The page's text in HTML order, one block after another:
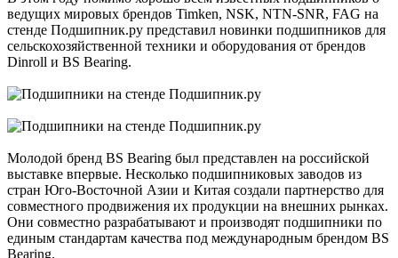
ведущих мировых брендов Timken, NSK, NTN-SNR, FAG на
стенде Подшипник.ру представил новинки подшипников для
сельскохозяйственной техники и оборудования от брендов
Dinroll и BS Bearing.
Молодой бренд BS Bearing был представлен на российской
выставке впервые. Несколько подшипниковых заводов из
стран Юго-Восточной Азии и Китая создали партнерство для
совместного продвижения их продукции на внешних рынках.
Они совместно разрабатывают и производят подшипники по
единым стандартам качества под международным брендом BS
Bearing.